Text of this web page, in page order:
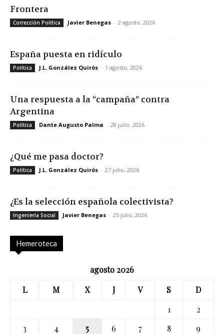
Frontera
Corrección Política Javier Benegas - 2 agosto, 2026
España puesta en ridículo
Política J.L. González Quirós - 1 agosto, 2026
Una respuesta a la “campaña” contra
Argentina
Política Dante Augusto Palma - 28 julio, 2026
¿Qué me pasa doctor?
Política J.L. González Quirós - 27 julio, 2026
¿Es la selección española colectivista?
Ingeniería Social Javier Benegas - 25 julio, 2026
Hemeroteca
agosto 2026
L
M X J V S
D
1
2
3
4 5 6 7 8
9